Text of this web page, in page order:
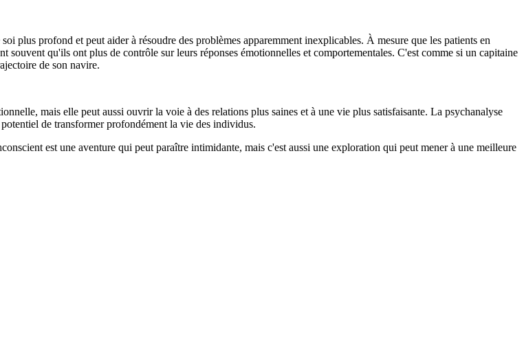
plus profond et peut aider à résoudre des problèmes apparemment inexplicables. À mesure que les patients en
qu'ils ont plus de contrôle sur leurs réponses émotionnelles et comportementales. C'est comme si un capitaine
de son navire.
mais elle peut aussi ouvrir la voie à des relations plus saines et à une vie plus satisfaisante. La psychanalyse
de transformer profondément la vie des individus.
est une aventure qui peut paraître intimidante, mais c'est aussi une exploration qui peut mener à une meilleure